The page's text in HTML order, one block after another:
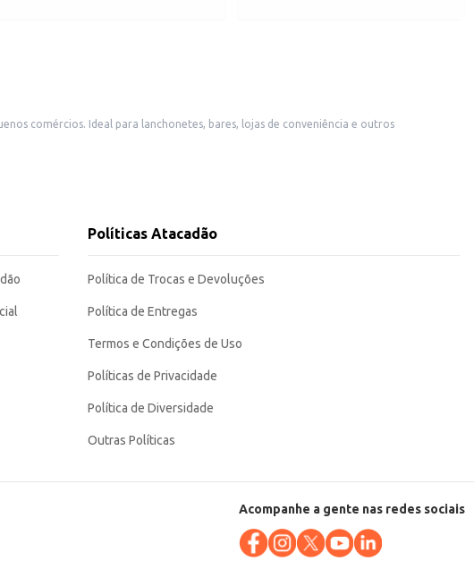
comércios. Ideal para lanchonetes, bares, lojas de conveniência e outros
e públicos.
Políticas Atacadão
Política de Trocas e Devoluções
Política de Entregas
Termos e Condições de Uso
Políticas de Privacidade
Política de Diversidade
Outras Políticas
Acompanhe a gente nas redes sociais